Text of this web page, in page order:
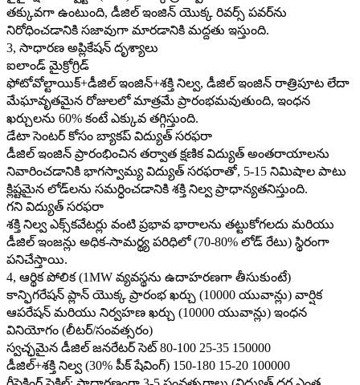
తక్కువగా ఉంటుంది, డీజిల్ ఇంజిన్ యొక్క రివర్స్ పవర్‌ను
నిరోధించడానికి సజావుగా మారడానికి మద్దతు ఇస్తుంది.
3, సాధారణ అప్లికేషన్ దృశ్యాలు
ఐలాండ్ మైక్రోగ్రిడ్
ఫోటోవోల్టాయిక్+డీజిల్ ఇంజిన్+శక్తి నిల్వ, డీజిల్ ఇంజిన్ రాత్రిపూట లేదా
మేఘావృతమైన రోజులలో మాత్రమే ప్రారంభమవుతుంది, ఇంధన
ఖర్చులను 60% కంటే ఎక్కువ తగ్గిస్తుంది.
డేటా సెంటర్ కోసం బ్యాకప్ విద్యుత్ సరఫరా
డీజిల్ ఇంజిన్ ప్రారంభించిన తర్వాత క్షణిక విద్యుత్ అంతరాయాలను
నివారించడానికి భాగస్వామ్య విద్యుత్ సరఫరాతో, 5-15 నిమిషాల పాటు
క్లిష్టమైన లోడ్‌లను సమర్ధించడానికి శక్తి నిల్వ ప్రాధాన్యతనిస్తుంది.
గని విద్యుత్ సరఫరా
శక్తి నిల్వ ఎక్స్‌కవేటర్లు వంటి ప్రభావ భారాలను తట్టుకోగలదు మరియు
డీజిల్ ఇంజన్లు అధిక-సామర్థ్య పరిధిలో (70-80% లోడ్ రేటు) స్థిరంగా
పనిచేస్తాయి.
4, ఆర్థిక పోలిక (1MW వ్యవస్థను ఉదాహరణగా తీసుకుంటే)
కాన్ఫిగరేషన్ ప్లాన్ యొక్క ప్రారంభ ఖర్చు (10000 యువాన్లు) వార్షిక
ఆపరేషన్ మరియు నిర్వహణ ఖర్చు (10000 యువాన్లు) ఇంధన
వినియోగం (లీటర్/సంవత్సరం)
స్వచ్ఛమైన డీజిల్ జనరేటర్ సెట్ 80-100 25-35 150000
డీజిల్+శక్తి నిల్వ (30% పీక్ షేవింగ్) 150-180 15-20 100000